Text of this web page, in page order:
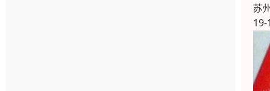
苏
19-